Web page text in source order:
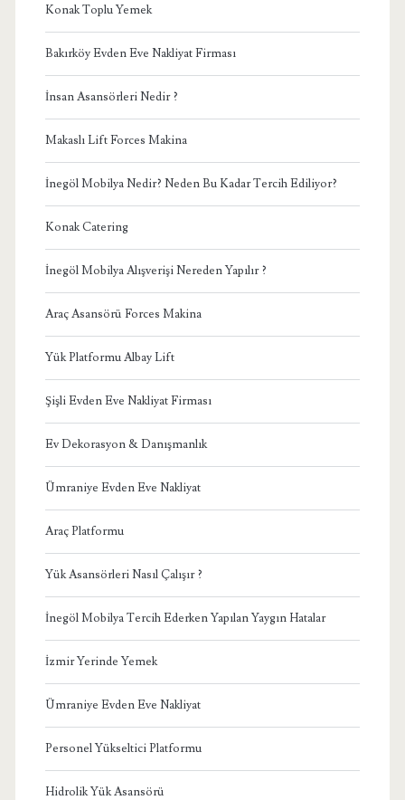
Konak Toplu Yemek
Bakırköy Evden Eve Nakliyat Firması
İnsan Asansörleri Nedir ?
Makaslı Lift Forces Makina
İnegöl Mobilya Nedir? Neden Bu Kadar Tercih Ediliyor?
Konak Catering
İnegöl Mobilya Alışverişi Nereden Yapılır ?
Araç Asansörü Forces Makina
Yük Platformu Albay Lift
Şişli Evden Eve Nakliyat Firması
Ev Dekorasyon & Danışmanlık
Ümraniye Evden Eve Nakliyat
Araç Platformu
Yük Asansörleri Nasıl Çalışır ?
İnegöl Mobilya Tercih Ederken Yapılan Yaygın Hatalar
İzmir Yerinde Yemek
Ümraniye Evden Eve Nakliyat
Personel Yükseltici Platformu
Hidrolik Yük Asansörü